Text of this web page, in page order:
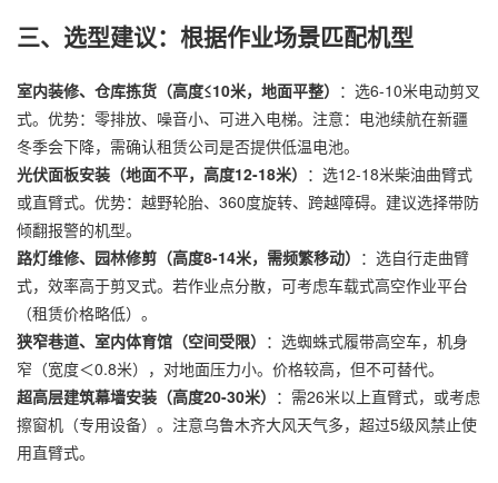
三、选型建议：根据作业场景匹配机型
室内装修、仓库拣货（高度≤10米，地面平整） ：选6-10米电动剪叉
式。优势：零排放、噪音小、可进入电梯。注意：电池续航在新疆
冬季会下降，需确认租赁公司是否提供低温电池。
光伏面板安装（地面不平，高度12-18米） ：选12-18米柴油曲臂式
或直臂式。优势：越野轮胎、360度旋转、跨越障碍。建议选择带防
倾翻报警的机型。
路灯维修、园林修剪（高度8-14米，需频繁移动） ：选自行走曲臂
式，效率高于剪叉式。若作业点分散，可考虑车载式高空作业平台
（租赁价格略低）。
狭窄巷道、室内体育馆（空间受限） ：选蜘蛛式履带高空车，机身
窄（宽度＜0.8米），对地面压力小。价格较高，但不可替代。
超高层建筑幕墙安装（高度20-30米） ：需26米以上直臂式，或考虑
擦窗机（专用设备）。注意乌鲁木齐大风天气多，超过5级风禁止使
用直臂式。